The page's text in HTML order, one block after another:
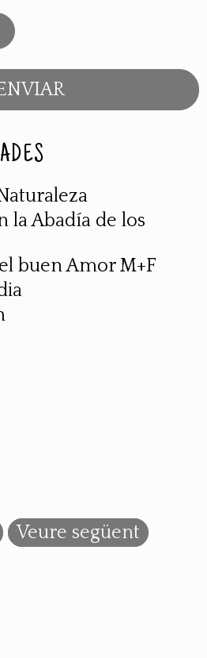
la Abadía de los
buen Amor M+F
Veure següent